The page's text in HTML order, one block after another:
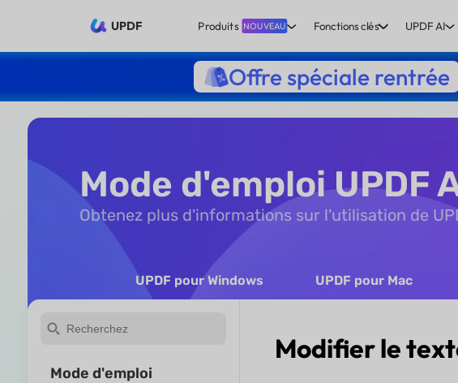
UPDF Produits NOUVEAU Fonctions clés UPDF AI
Offre spéciale rentrée
Mode d'emploi UPDF
Obtenez plus d'informations sur l'utilisation de
UPDF pour Windows UPDF pour Mac
Mode d'emploi
Modifier le